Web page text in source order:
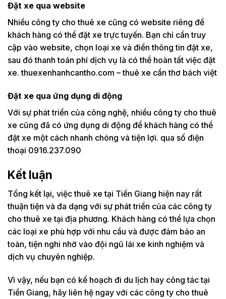
Đặt xe qua website
Nhiều công ty cho thuê xe cũng có website riêng để
khách hàng có thể đặt xe trực tuyến. Bạn chỉ cần truy
cập vào website, chọn loại xe và điền thông tin đặt xe,
sau đó thanh toán phí dịch vụ là có thể hoàn tất việc đặt
xe. thuexenhanhcantho.com – thuê xe cần thơ bách việt
Đặt xe qua ứng dụng di động
Với sự phát triển của công nghệ, nhiều công ty cho thuê
xe cũng đã có ứng dụng di động để khách hàng có thể
đặt xe một cách nhanh chóng và tiện lợi. qua số điện
thoại 0916.237.090
Kết luận
Tổng kết lại, việc thuê xe tại Tiền Giang hiện nay rất
thuận tiện và đa dạng với sự phát triển của các công ty
cho thuê xe tại địa phương. Khách hàng có thể lựa chọn
các loại xe phù hợp với nhu cầu và được đảm bảo an
toàn, tiện nghi nhờ vào đội ngũ lái xe kinh nghiệm và
dịch vụ chuyên nghiệp.
Vì vậy, nếu bạn có kế hoạch đi du lịch hay công tác tại
Tiền Giang, hãy liên hệ ngay với các công ty cho thuê